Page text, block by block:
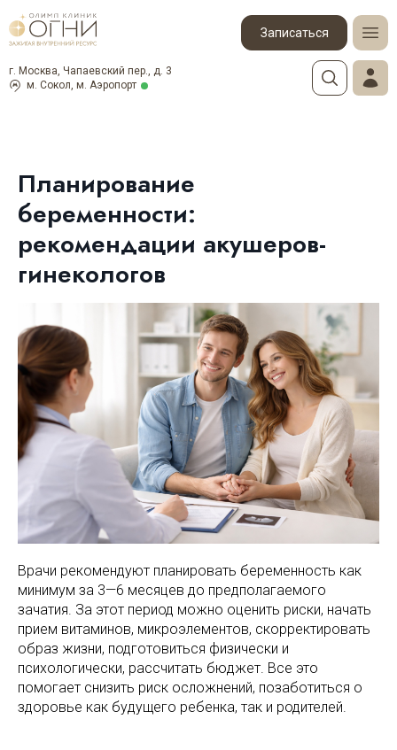
Записаться
м. Сокол, м. Аэропорт
г. Москва, Чапаевский пер., д. 3
Планирование
беременности:
рекомендации акушеров-
гинекологов
Врачи рекомендуют планировать беременность как
минимум за 3—6 месяцев до предполагаемого
зачатия. За этот период можно оценить риски, начать
прием витаминов, микроэлементов, скорректировать
образ жизни, подготовиться физически и
психологически, рассчитать бюджет. Все это
помогает снизить риск осложнений, позаботиться о
здоровье как будущего ребенка, так и родителей.